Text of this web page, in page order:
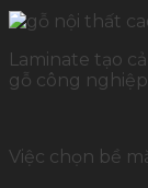
Laminate tạo
gỗ công
Việc chọn bề